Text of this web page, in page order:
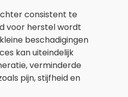
consistent te
voor herstel wordt
beschadigingen
kan uiteindelijk
verminderde
pijn, stijfheid en